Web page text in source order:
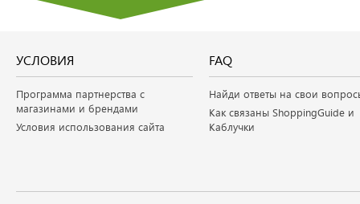
УСЛОВИЯ
Программа партнерства с
магазинами и брендами
Условия использования сайта
FAQ
Найди ответы на свои
Как связаны ShoppingGuide и
Каблучки